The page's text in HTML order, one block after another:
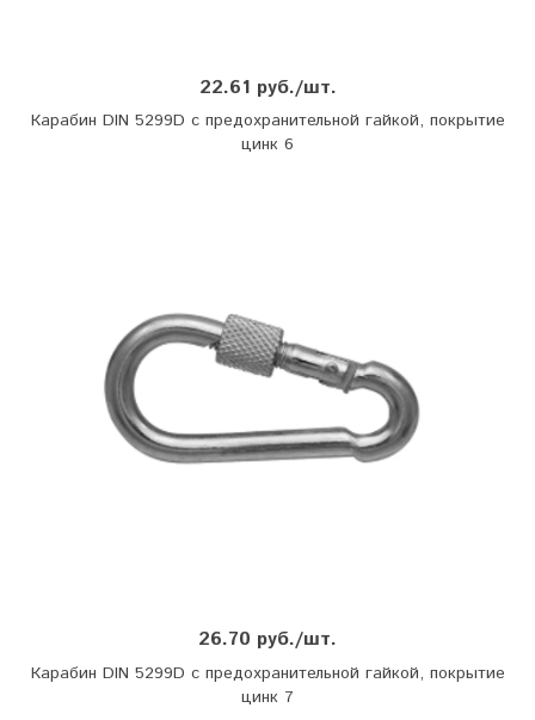
22.61 руб./шт.
Карабин DIN 5299D с предохранительной гайкой, покрытие
цинк 6
26.70 руб./шт.
Карабин DIN 5299D с предохранительной гайкой, покрытие
цинк 7